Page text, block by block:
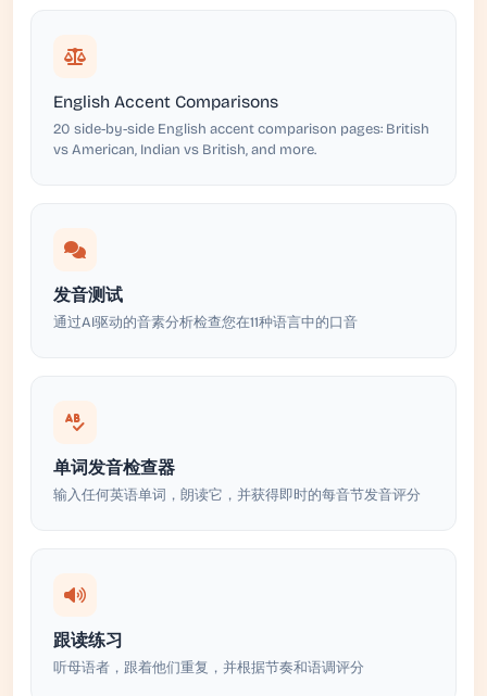
English Accent Comparisons
20 side-by-side English accent comparison pages: British
vs American, Indian vs British, and more.
发音测试
通过AI驱动的音素分析检查您在11种语言中的口音
单词发音检查器
输入任何英语单词，朗读它，并获得即时的每音节发音评分
跟读练习
听母语者，跟着他们重复，并根据节奏和语调评分